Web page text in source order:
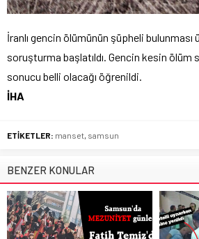
İranlı gencin ölümünün şüpheli bulunması
soruşturma başlatıldı. Gencin kesin
sonucu belli olacağı öğrenildi.
İHA
ETİKETLER: manset, samsun
BENZER KONULAR